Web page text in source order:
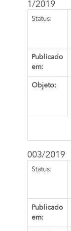
1/2019
Status:
Publicado
em:
Objeto:
003/2019
Status:
Publicado
em: